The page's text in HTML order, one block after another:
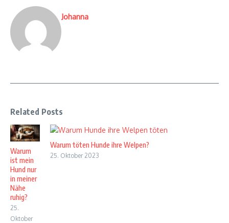
Johanna
Related Posts
Warum
ist mein
Hund nur
in meiner
Nähe
ruhig?
25.
Oktober
Warum töten Hunde ihre Welpen?
25. Oktober 2023